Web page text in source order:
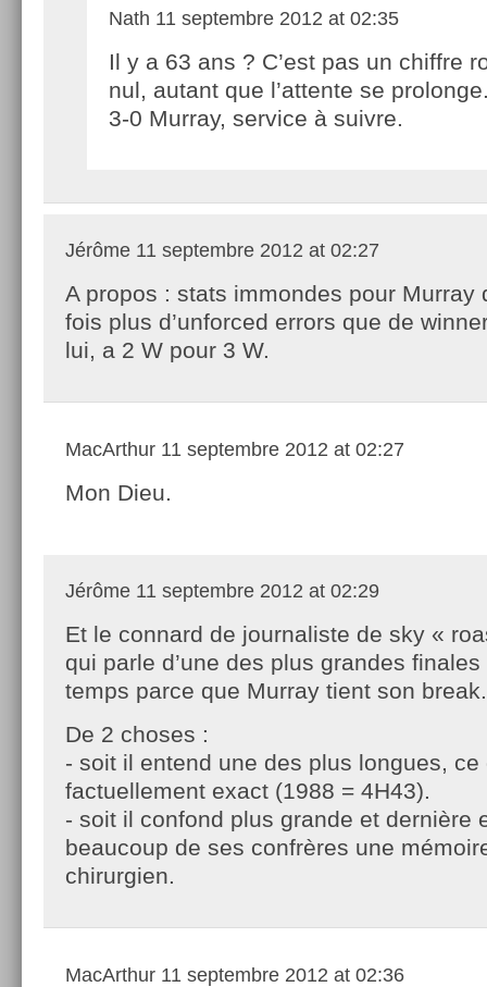
Nath 11 septembre 2012 at 02:35
Il y a 63 ans ? C’est pas un chiffre
nul, autant que l’attente se
3-0 Murray, service à suivre.
Jérôme 11 septembre 2012 at 02:27
A propos : stats immondes pour Murray
fois plus d’unforced errors que de
lui, a 2 W pour 3 W.
MacArthur 11 septembre 2012 at 02:27
Mon Dieu.
Jérôme 11 septembre 2012 at 02:29
Et le connard de journaliste de sky «
qui parle d’une des plus grandes
temps parce que Murray tient son break.
De 2 choses :
- soit il entend une des plus longues,
factuellement exact (1988 = 4H43).
- soit il confond plus grande et dernière
beaucoup de ses confrères une
chirurgien.
MacArthur 11 septembre 2012 at 02:36